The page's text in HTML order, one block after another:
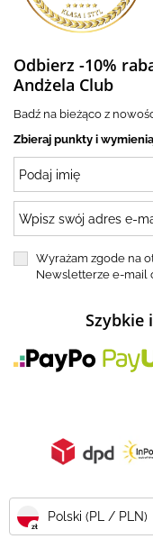
Odbierz -10%
Andżela Club
Badź na bieżąco z
Zbieraj punkty i
Wyrażam zgode na
Newsletterze e-mail
Szybkie
zł
Polski (PL / PLN)